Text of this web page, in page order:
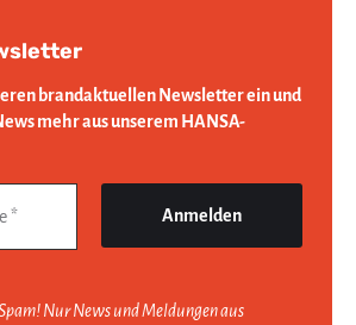
brandaktuellen Newsletter ein und
mehr aus unserem HANSA-
Nur News und Meldungen aus